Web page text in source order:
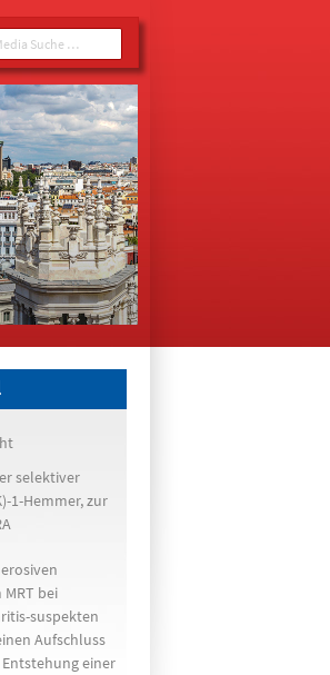
Suche ...
selektiver
1-Hemmer, zur
bei
suspekten
Aufschluss
einer